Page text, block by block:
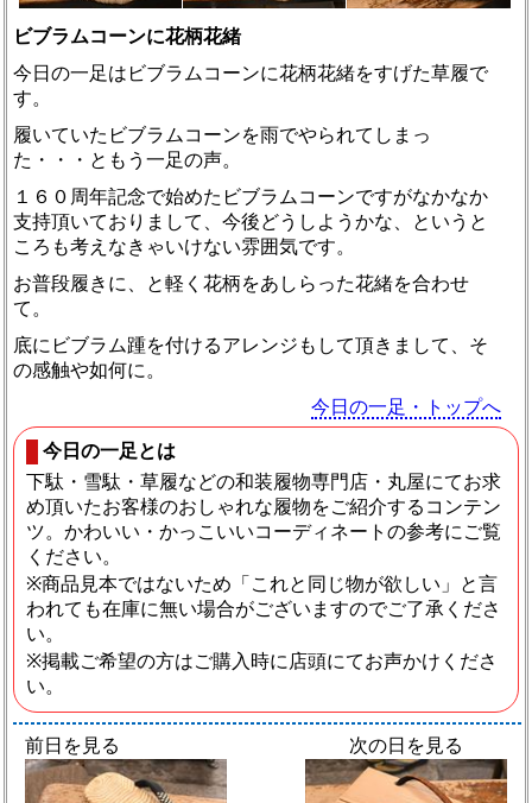
ビブラムコーンに花柄花緒
今日の一足はビブラムコーンに花柄花緒をすげた草履で
す。
履いていたビブラムコーンを雨でやられてしまっ
た・・・ともう一足の声。
１６０周年記念で始めたビブラムコーンですがなかなか
支持頂いておりまして、今後どうしようかな、というと
ころも考えなきゃいけない雰囲気です。
お普段履きに、と軽く花柄をあしらった花緒を合わせ
て。
底にビブラム踵を付けるアレンジもして頂きまして、そ
の感触や如何に。
今日の一足・トップへ
今日の一足とは
下駄・雪駄・草履などの和装履物専門店・丸屋にてお求
め頂いたお客様のおしゃれな履物をご紹介するコンテン
ツ。かわいい・かっこいいコーディネートの参考にご覧
ください。
※商品見本ではないため「これと同じ物が欲しい」と言
われても在庫に無い場合がございますのでご了承くださ
い。
※掲載ご希望の方はご購入時に店頭にてお声かけくださ
い。
前日を見る 次の日を見る